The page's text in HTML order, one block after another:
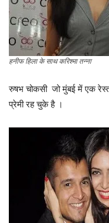
हनीफ हिला के साथ करिश्मा तन्ना
रुषभ चोकसी जो मुंबई में एक
प्रेमी रह चुके है ।